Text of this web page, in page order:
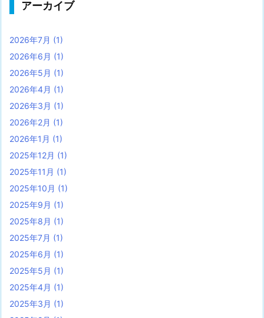
アーカイブ
2026年7月 (1)
2026年6月 (1)
2026年5月 (1)
2026年4月 (1)
2026年3月 (1)
2026年2月 (1)
2026年1月 (1)
2025年12月 (1)
2025年11月 (1)
2025年10月 (1)
2025年9月 (1)
2025年8月 (1)
2025年7月 (1)
2025年6月 (1)
2025年5月 (1)
2025年4月 (1)
2025年3月 (1)